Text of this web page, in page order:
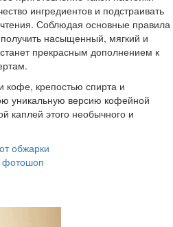
ингредиентов и подстраивать
Соблюдая основные правила
насыщенный, мягкий и
прекрасным дополнением к
кофе, крепостью спирта и
уникальную версию кофейной
каплей этого необычного и
обжарки
фотошоп